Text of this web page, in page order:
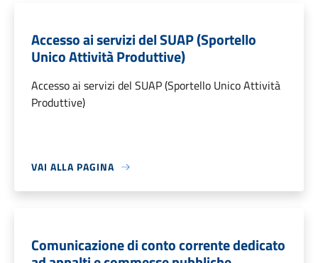
Accesso ai servizi del SUAP (Sportello
Unico Attività Produttive)
Accesso ai servizi del SUAP (Sportello Unico Attività
Produttive)
VAI ALLA PAGINA
Comunicazione di conto corrente dedicato